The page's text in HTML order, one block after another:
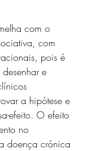
com o
com
pois é
e
a hipótese e
efeito. O efeito
no
doença crónica